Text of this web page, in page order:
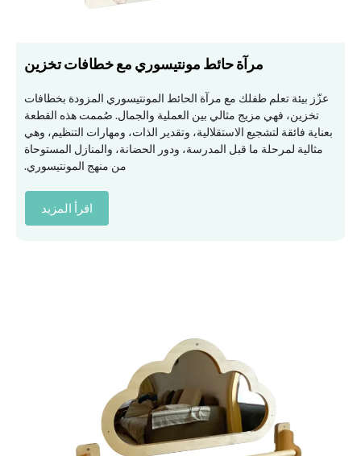
مرآة حائط مونتيسوري مع خطافات تخزين
عزّز بيئة تعلم طفلك مع مرآة الحائط المونتيسوري المزودة بخطافات
تخزين، فهي مزيج مثالي بين العملية والجمال. صُممت هذه القطعة
بعناية فائقة لتشجيع الاستقلالية، وتقدير الذات، ومهارات التنظيم، وهي
مثالية لمرحلة ما قبل المدرسة، ودور الحضانة، والمنازل المستوحاة
من منهج المونتيسوري.
اقرأ المزيد